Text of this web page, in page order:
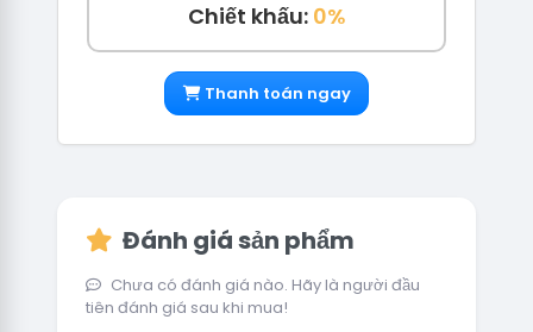
Chiết khấu: 0%
Thanh toán ngay
Đánh giá sản phẩm
Chưa có đánh giá nào. Hãy là người đầu
tiên đánh giá sau khi mua!